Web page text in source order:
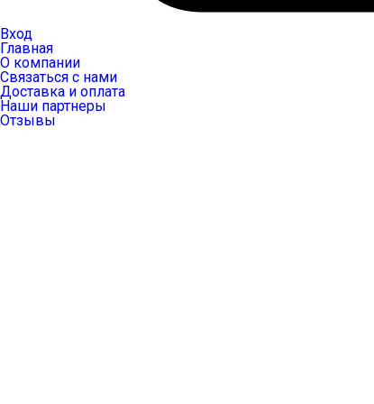
Вход
Главная
О компании
Связаться с нами
Доставка и оплата
Наши партнеры
Отзывы